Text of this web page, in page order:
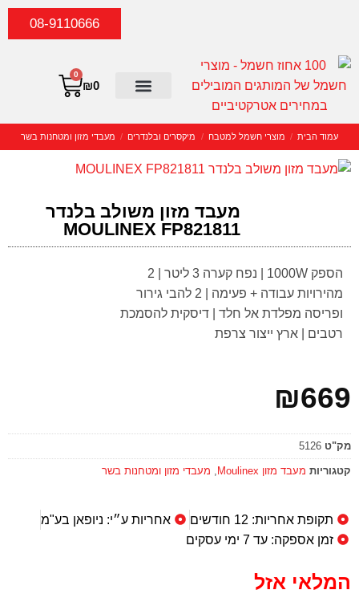
08-9110666
₪0
0
עמוד הבית / מוצרי חשמל למטבח / מיקסרים ובלנדרים / מעבדי מזון ומטחנות בשר
מעבד מזון משולב בלנדר
MOULINEX FP821811
הספק 1000W | נפח קערה 3 ליטר | 2
מהירויות עבודה + פעימה | 2 להבי גירור
ופריסה מפלדת אל חלד | דיסקית להסמכת
רטבים | ארץ ייצור צרפת
₪669
מק"ט 5126
קטגוריות מעבד מזון Moulinex , מעבדי מזון ומטחנות בשר
תקופת אחריות: 12 חודשים
אחריות ע״י: ניופאן בע"מ
זמן אספקה: עד 7 ימי עסקים
המלאי אזל